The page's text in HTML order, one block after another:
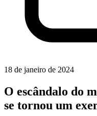
18 de janeiro de 2024
O escândalo do
se tornou um